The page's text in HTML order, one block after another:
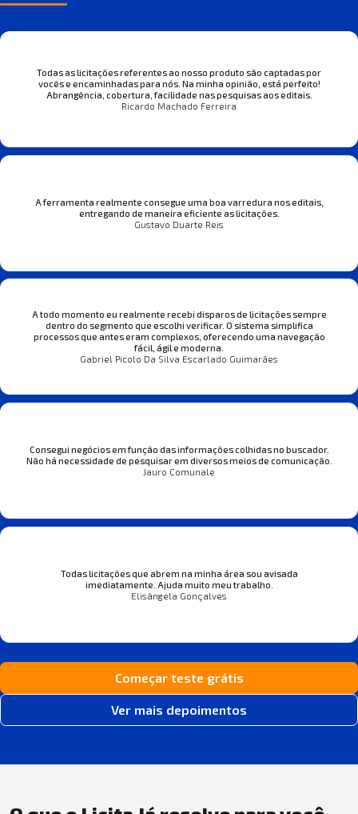
Todas as licitações referentes ao nosso produto são captadas por
vocês e encaminhadas para nós. Na minha opinião, está perfeito!
Abrangência, cobertura, facilidade nas pesquisas aos editais.
Ricardo Machado Ferreira
A ferramenta realmente consegue uma boa varredura nos editais,
entregando de maneira eficiente as licitações.
Gustavo Duarte Reis
A todo momento eu realmente recebi disparos de licitações sempre
dentro do segmento que escolhi verificar. O sistema simplifica
processos que antes eram complexos, oferecendo uma navegação
fácil, ágil e moderna.
Gabriel Picolo Da Silva Escarlado Guimarães
Consegui negócios em função das informações colhidas no buscador.
Não há necessidade de pesquisar em diversos meios de comunicação.
Jauro Comunale
Todas licitações que abrem na minha área sou avisada
imediatamente. Ajuda muito meu trabalho.
Elisângela Gonçalves
Começar teste grátis
Ver mais depoimentos